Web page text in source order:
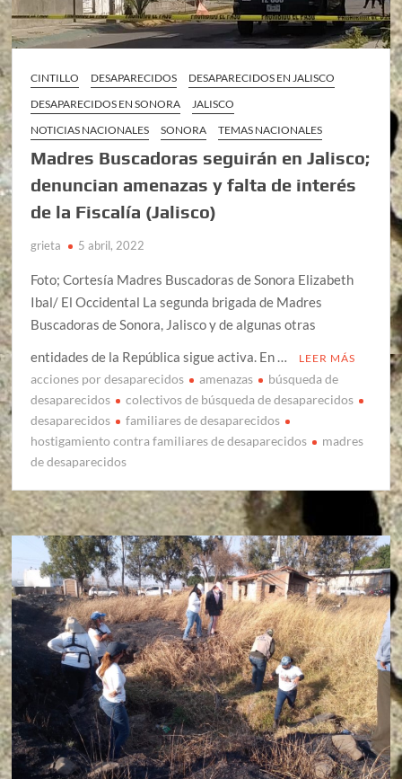
CINTILLO DESAPARECIDOS
DESAPARECIDOS EN JALISCO
DESAPARECIDOS EN SONORA
JALISCO
NOTICIAS NACIONALES
SONORA TEMAS NACIONALES
Madres Buscadoras seguirán en Jalisco;
denuncian amenazas y falta de interés
de la Fiscalía (Jalisco)
grieta 5 abril, 2022
Foto; Cortesía Madres Buscadoras de Sonora Elizabeth
Ibal/ El Occidental La segunda brigada de Madres
Buscadoras de Sonora, Jalisco y de algunas otras
entidades de la República sigue activa. En …
LEER MÁS
acciones por desaparecidos amenazas
búsqueda de
desaparecidos
colectivos de búsqueda de desaparecidos
desaparecidos
familiares de desaparecidos
hostigamiento contra familiares de desaparecidos
madres
de desaparecidos